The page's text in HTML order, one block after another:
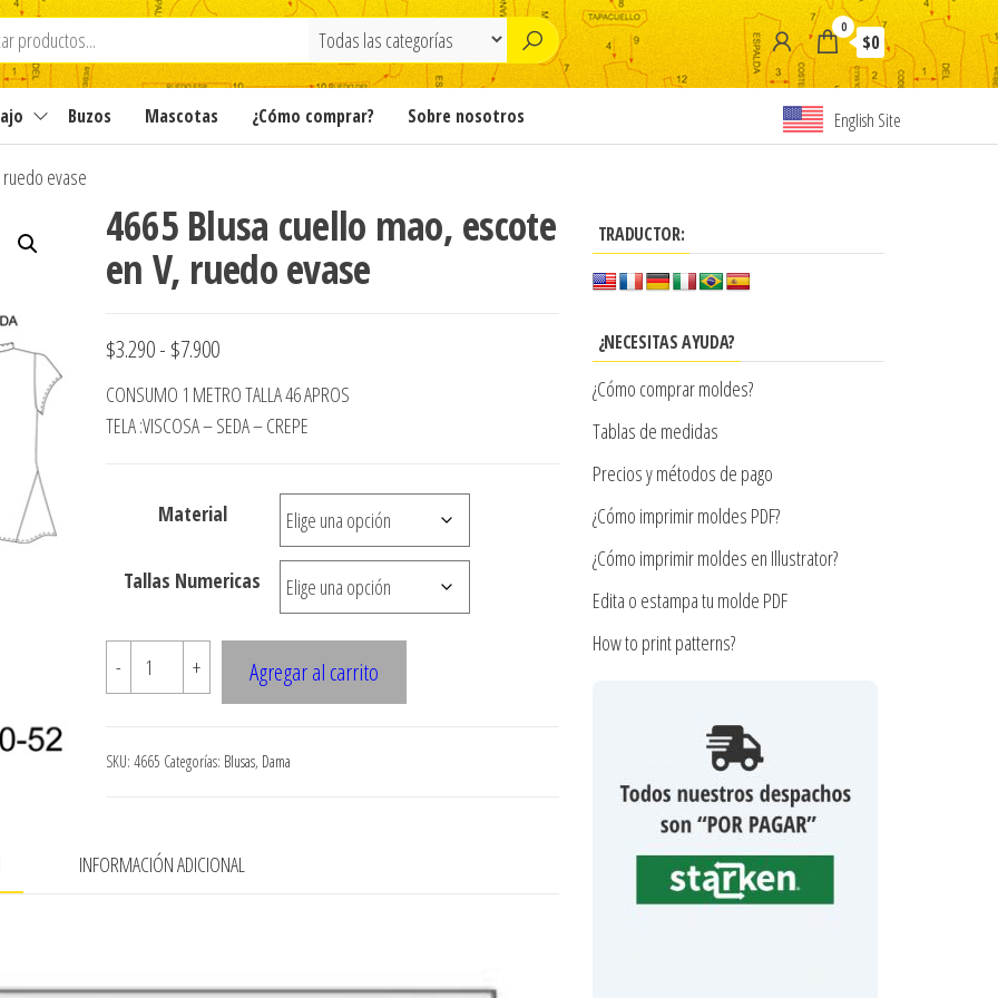
0
$0
Buzos Mascotas ¿Cómo comprar? Sobre nosotros English Site
evase
4665 Blusa cuello mao, escote
en V, ruedo evase
$3.290- $7.900Rango
de
precios:
hasta
$7.900
CONSUMO 1 METRO TALLA 46 APROS
TELA :VISCOSA – SEDA – CREPE
Material
Tallas Numericas
-
4665
Blusa
mao,
ruedo
+ Agregar al carrito
SKU: 4665 Categorías: Blusas, Dama
INFORMACIÓN ADICIONAL
TRADUCTOR:
¿NECESITAS AYUDA?
¿Cómo comprar moldes?
Tablas de medidas
Precios y métodos de pago
¿Cómo imprimir moldes PDF?
¿Cómo imprimir moldes en Illustrator?
Edita o estampa tu molde PDF
How to print patterns?